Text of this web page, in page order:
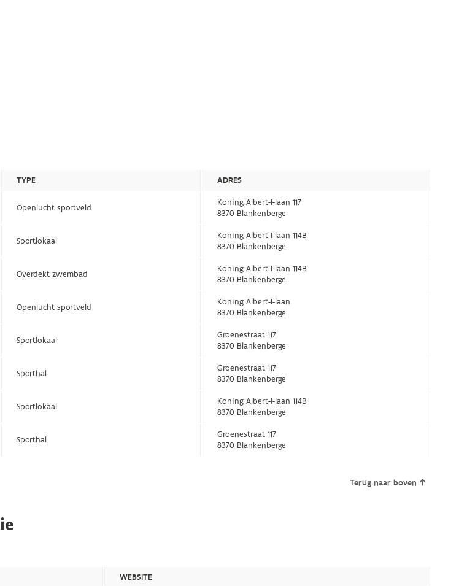
TYPE ADRES
Openlucht sportveld
Koning Albert-I-laan 117
8370 Blankenberge
Sportlokaal
Koning Albert-I-laan 114B
8370 Blankenberge
Overdekt zwembad
Koning Albert-I-laan 114B
8370 Blankenberge
Openlucht sportveld
Koning Albert-I-laan
8370 Blankenberge
Sportlokaal
Groenestraat 117
8370 Blankenberge
Sporthal
Groenestraat 117
8370 Blankenberge
Sportlokaal
Koning Albert-I-laan 114B
8370 Blankenberge
Sporthal
Groenestraat 117
8370 Blankenberge
Terug naar boven
WEBSITE